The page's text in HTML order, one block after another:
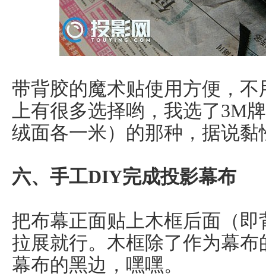
带背胶的魔术贴使用方便，
上有很多选择哟，我选了3M
绒面各一米）的那种，据说
六、手工DIY完成投影幕布
把布幕正面贴上木框后面（
拉展就行。木框除了作为幕
幕布的黑边，嘿嘿。